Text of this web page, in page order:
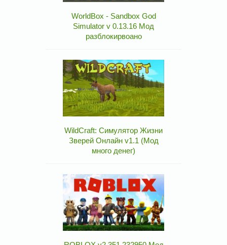
WorldBox - Sandbox God
Simulator v 0.13.16 Мод
разблокирвоано
WildCraft: Симулятор Жизни
Зверей Онлайн v1.1 (Мод
много денег)